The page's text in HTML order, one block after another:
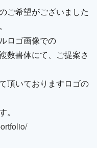
ご希望がございました
ロゴ画像での
数書体にて、ご提案さ
頂いておりますロゴの